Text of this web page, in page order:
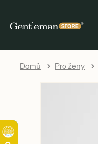
Domů Pro ženy